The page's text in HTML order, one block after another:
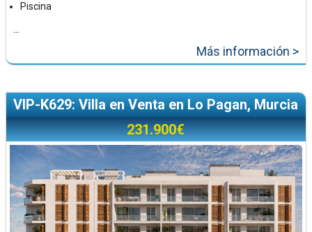
Piscina
...
Más información >
VIP-K629: Villa en Venta en Lo Pagan, Murcia
231.900€